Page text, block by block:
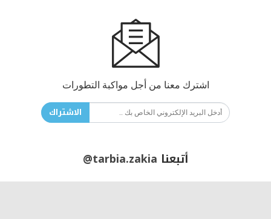
اشترك معنا من أجل مواكبة التطورات
الاشتراك
أتبعنا @tarbia.zakia